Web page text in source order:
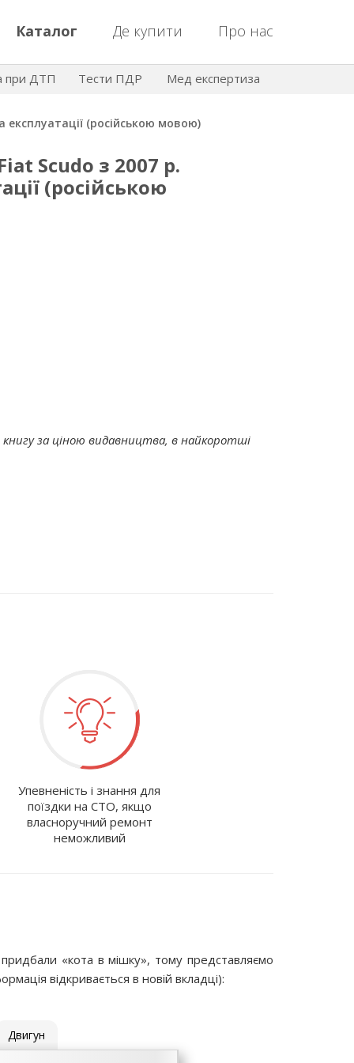
Каталог Де купити Про нас
при ДТП Тести ПДР Мед експертиза
(російською мовою)
Scudo з 2007 р.
(російською
за ціною видавництва, в найкоротші
Упевненість і знання для
поїздки на СТО, якщо
власноручний ремонт
неможливий
«кота в мішку», тому представляємо
відкривається в новій вкладці):
Двигун